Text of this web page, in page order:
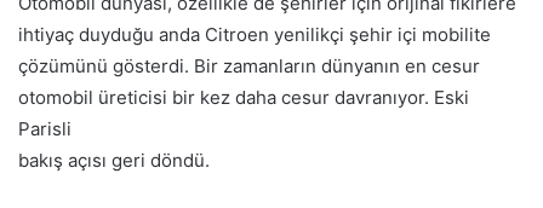
ihtiyaç duyduğu anda Citroen yenilikçi şehir içi mobilite
çözümünü gösterdi. Bir zamanların dünyanın en cesur
otomobil üreticisi bir kez daha cesur davranıyor. Eski
Parisli
bakış açısı geri döndü.